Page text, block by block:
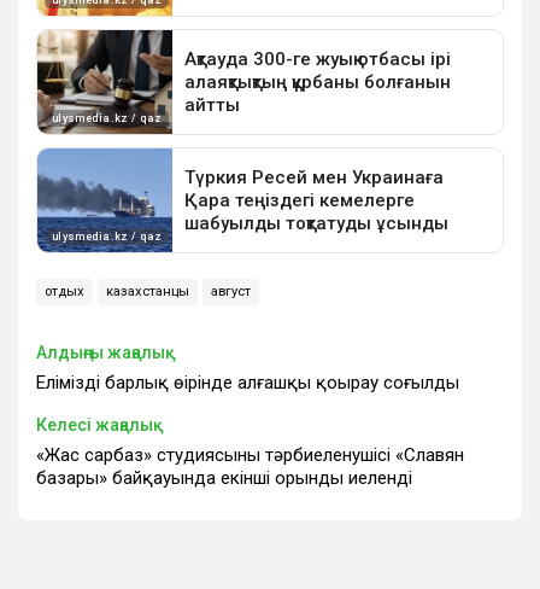
отдых казахстанцы август
Алдыңғы жаңалық
Еліміздің барлық өңірінде алғашқы қоңырау соғылды
Келесі жаңалық
«Жас сарбаз» студиясының тәрбиеленушісі «Славян
базары» байқауында екінші орынды иеленді